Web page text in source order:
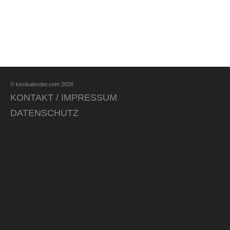
© kinokalender.com 2026
KONTAKT / IMPRESSUM
DATENSCHUTZ